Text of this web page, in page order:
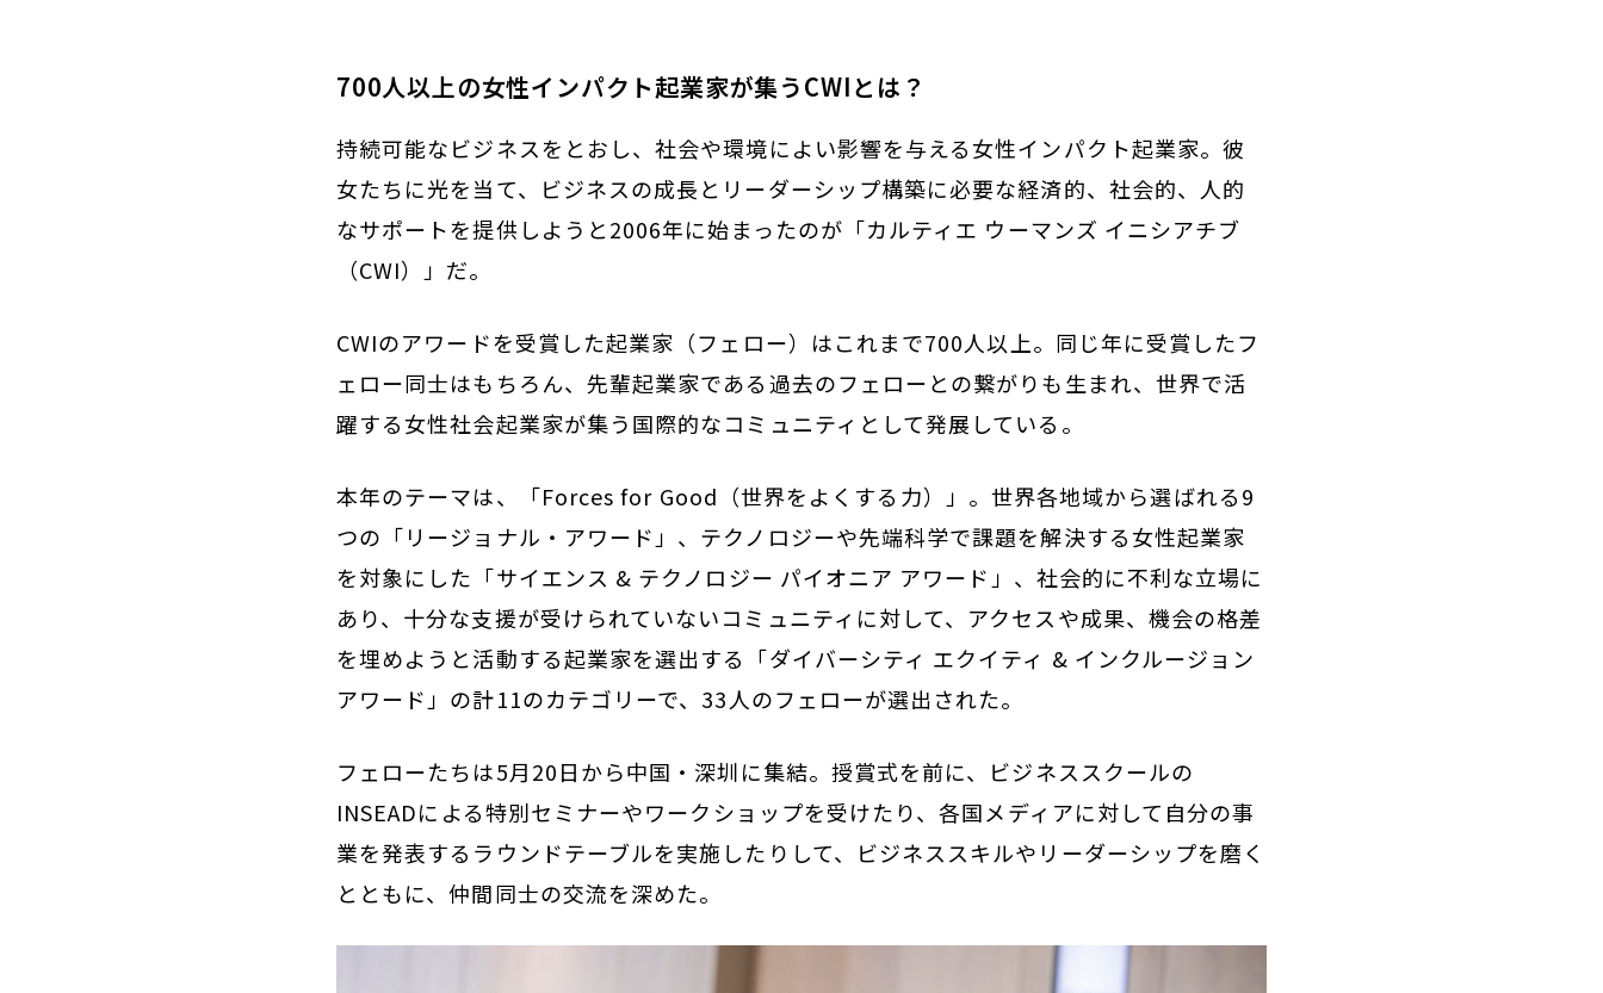
700人以上の女性インパクト起業家が集うCWIとは？
持続可能なビジネスをとおし、社会や環境によい影響を与える女性インパクト起業家。彼
女たちに光を当て、ビジネスの成長とリーダーシップ構築に必要な経済的、社会的、人的
なサポートを提供しようと2006年に始まったのが「カルティエ ウーマンズ イニシアチブ
（CWI）」だ。
CWIのアワードを受賞した起業家（フェロー）はこれまで700人以上。同じ年に受賞したフ
ェロー同士はもちろん、先輩起業家である過去のフェローとの繋がりも生まれ、世界で活
躍する女性社会起業家が集う国際的なコミュニティとして発展している。
本年のテーマは、「Forces for Good（世界をよくする力）」。世界各地域から選ばれる9
つの「リージョナル・アワード」、テクノロジーや先端科学で課題を解決する女性起業家
を対象にした「サイエンス & テクノロジー パイオニア アワード」、社会的に不利な立場に
あり、十分な支援が受けられていないコミュニティに対して、アクセスや成果、機会の格差
を埋めようと活動する起業家を選出する「ダイバーシティ エクイティ & インクルージョン
アワード」の計11のカテゴリーで、33人のフェローが選出された。
フェローたちは5月20日から中国・深圳に集結。授賞式を前に、ビジネススクールの
INSEADによる特別セミナーやワークショップを受けたり、各国メディアに対して自分の事
業を発表するラウンドテーブルを実施したりして、ビジネススキルやリーダーシップを磨く
とともに、仲間同士の交流を深めた。